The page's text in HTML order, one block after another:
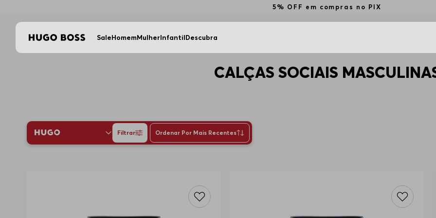
5% OFF em compras no PIX
SaleHomemMulherInfantilDescubra
CALÇAS SOCIAIS
Filtrar Ordenar Por Mais Recentes